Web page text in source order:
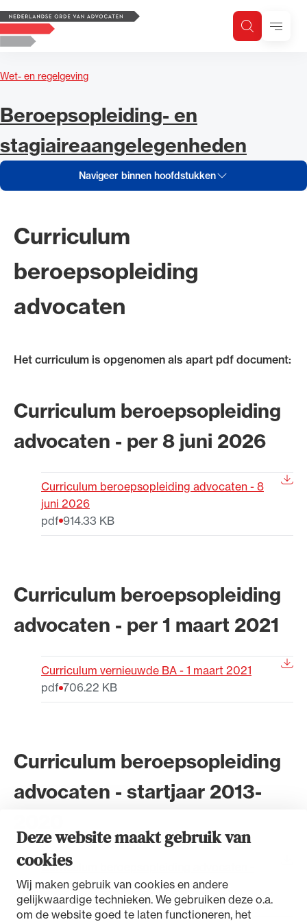
Deze website maakt gebruik van
cookies
Wij maken gebruik van cookies en andere
gelijkwaardige technieken. We gebruiken deze o.a.
om de website goed te laten functioneren, het
Logo, to the homepage
ZoekenMenu
Wet- en regelgeving
Navigeer binnen hoofdstukken
Curriculum
beroepsopleiding
advocaten
Het curriculum is opgenomen als apart pdf document:
Curriculum beroepsopleiding
advocaten - per 8 juni 2026
Curriculum beroepsopleiding advocaten - 8
juni 2026
pdf 914.33 KB
Curriculum beroepsopleiding
advocaten - per 1 maart 2021
Curriculum vernieuwde BA - 1 maart 2021
pdf 706.22 KB
Curriculum beroepsopleiding
advocaten - startjaar 2013-
Curriculum beroepsopleiding advocaten -
maart 2019
pdf 2.82 MB
Navigeer inhoud van
Beroepsopleiding- en
stagiaireaangelegenheden
Navigeer inhoud van
Zoeken
Zoek op trefwoord
Alle wet- en regelgeving voor de advocatuur.
Van de Advocatenwet tot de Verordening op
de advocatuur (Voda) en de Regeling op de
Ondersteuning voor advocaten bij hun